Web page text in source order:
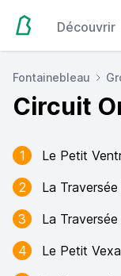
Découvrir
Fontainebleau
Circuit
1 Le Petit
2
La
3
La
4
Le Petit